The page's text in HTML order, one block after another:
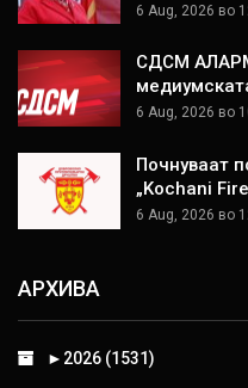
6 Aug, 2026 во
СДСМ
6 Aug, 2026 во
Почнуваат
„Kochani
6 Aug, 2026 во
АРХИВА
► 2026 (1531)